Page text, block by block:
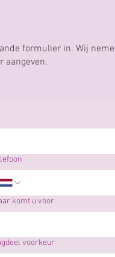
formulier in. Wij
aangeven.
komt u voor
voorkeur